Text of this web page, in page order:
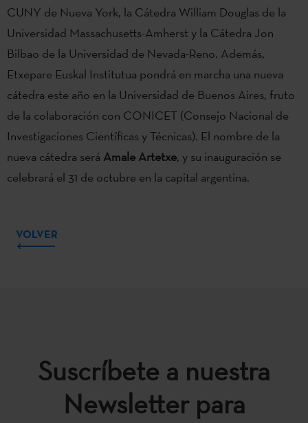
CUNY de Nueva York, la Cátedra William Douglas de la
Universidad Massachusetts-Amherst y la Cátedra Jon
Bilbao de la Universidad de Nevada-Reno. Además,
Etxepare Euskal Institutua pondrá en marcha una nueva
cátedra este año en la Universidad de Buenos Aires, fruto
de la colaboración con CONICET (Consejo Nacional de
Investigaciones Científicas y Técnicas). El nombre de la
nueva cátedra será Amale Artetxe, y su inauguración se
celebrará el 31 de octubre en la capital argentina.
VOLVER
Suscríbete a nuestra
Newsletter para